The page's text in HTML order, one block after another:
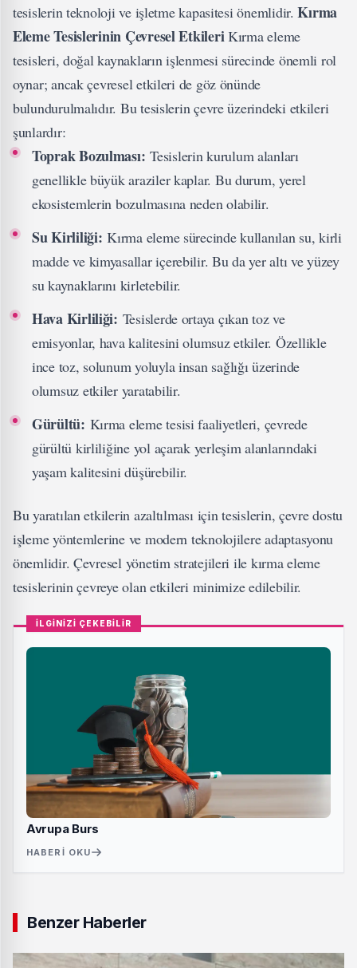
tesislerin teknoloji ve işletme kapasitesi önemlidir.Kırma
Eleme Tesislerinin Çevresel EtkileriKırma eleme
tesisleri, doğal kaynakların işlenmesi sürecinde önemli rol
oynar; ancak çevresel etkileri de göz önünde
bulundurulmalıdır. Bu tesislerin çevre üzerindeki etkileri
şunlardır:
Toprak Bozulması: Tesislerin kurulum alanları
genellikle büyük araziler kaplar. Bu durum, yerel
ekosistemlerin bozulmasına neden olabilir.
Su Kirliliği: Kırma eleme sürecinde kullanılan su, kirli
madde ve kimyasallar içerebilir. Bu da yer altı ve yüzey
su kaynaklarını kirletebilir.
Hava Kirliliği: Tesislerde ortaya çıkan toz ve
emisyonlar, hava kalitesini olumsuz etkiler. Özellikle
ince toz, solunum yoluyla insan sağlığı üzerinde
olumsuz etkiler yaratabilir.
Gürültü: Kırma eleme tesisi faaliyetleri, çevrede
gürültü kirliliğine yol açarak yerleşim alanlarındaki
yaşam kalitesini düşürebilir.
Bu yaratılan etkilerin azaltılması için tesislerin, çevre dostu
işleme yöntemlerine ve modern teknolojilere adaptasyonu
önemlidir. Çevresel yönetim stratejileri ile kırma eleme
tesislerinin çevreye olan etkileri minimize edilebilir.
İLGİNİZİ ÇEKEBİLİR
Avrupa Burs
HABERI OKU
Benzer Haberler